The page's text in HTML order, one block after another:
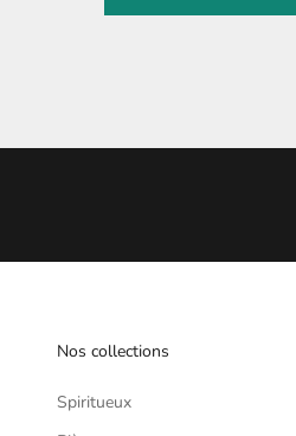
Nos collections
Spiritueux